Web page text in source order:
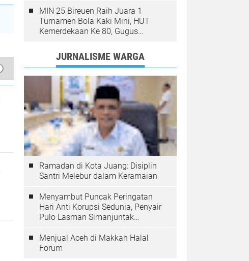
MIN 25 Bireuen Raih Juara 1
Turnamen Bola Kaki Mini, HUT
Kemerdekaan Ke 80, Gugus
JURNALISME WARGA
Ramadan di Kota Juang: Disiplin
Santri Melebur dalam Keramaian
Menyambut Puncak Peringatan
Hari Anti Korupsi Sedunia, Penyair
Pulo Lasman Simanjuntak
Korupsi di Indonesia
Menjual Aceh di Makkah Halal
Forum